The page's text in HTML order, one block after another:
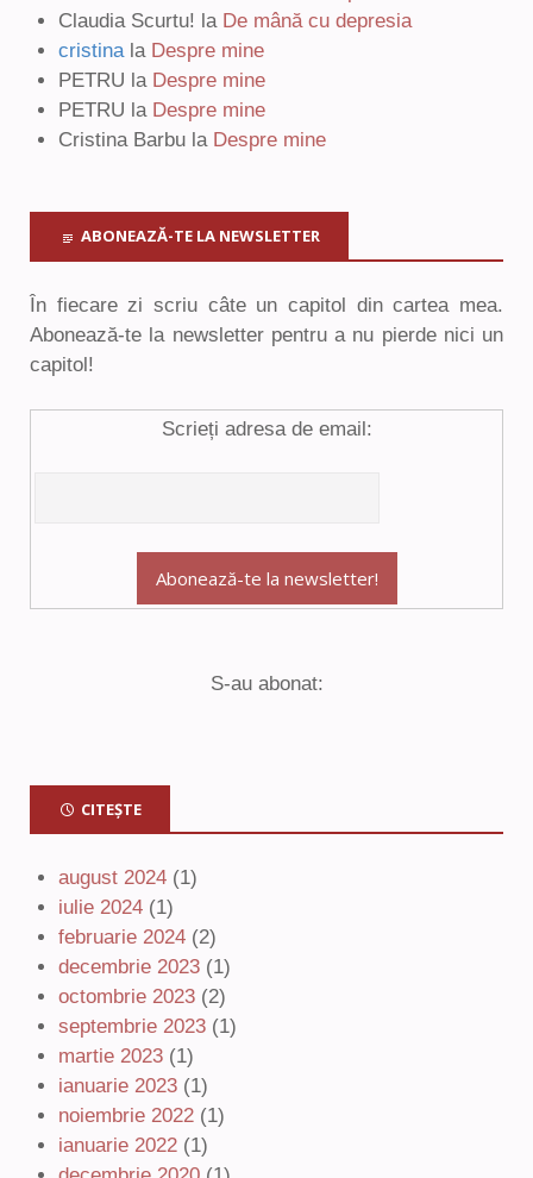
Claudia Scurtu! la De mână cu depresia
cristinala Despre mine
PETRU la Despre mine
PETRU la Despre mine
Cristina Barbu la Despre mine
ABONEAZĂ-TE LA NEWSLETTER
În fiecare zi scriu câte un capitol din cartea mea.
Abonează-te la newsletter pentru a nu pierde nici un
capitol!
Scrieți adresa de email:
S-au abonat:
CITEȘTE
august 2024 (1)
iulie 2024 (1)
februarie 2024 (2)
decembrie 2023 (1)
octombrie 2023 (2)
septembrie 2023 (1)
martie 2023 (1)
ianuarie 2023 (1)
noiembrie 2022 (1)
ianuarie 2022 (1)